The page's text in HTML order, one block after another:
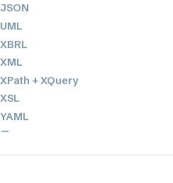
JSON
UML
XBRL
XML
XPath + XQuery
XSL
YAML
云
低代码 + 无代码